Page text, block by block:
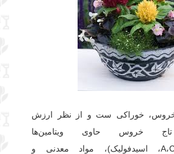
خوراکی ست و از نظر ارزش
خروس حاوی ویتامین‌ها
(A،C،E،B2،B3،B5،B6، اسیدفولیک)، مواد معدنی و